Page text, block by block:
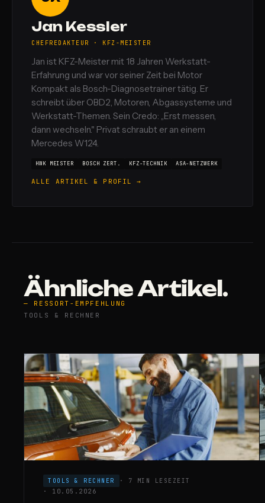
Jan Kessler
CHEFREDAKTEUR · KFZ-MEISTER
Jan ist KFZ-Meister mit 18 Jahren Werkstatt-
Erfahrung und war vor seiner Zeit bei Motor
Kompakt als Bosch-Diagnosetrainer tätig. Er
schreibt über OBD2, Motoren, Abgassysteme und
Werkstatt-Themen. Sein Credo: „Erst messen,
dann wechseln." Privat schraubt er an einem
Mercedes W124.
HWK MEISTER BOSCH ZERT. KFZ-TECHNIK ASA-NETZWERK
ALLE ARTIKEL & PROFIL →
Ähnliche Artikel.
— RESSORT-EMPFEHLUNG
TOOLS & RECHNER
TOOLS & RECHNER
· 7 MIN LESEZEIT
· 10.05.2026